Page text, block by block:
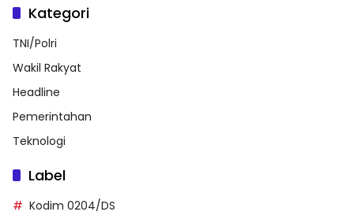
Kategori
TNI/Polri
Wakil Rakyat
Headline
Pemerintahan
Teknologi
Label
Kodim 0204/DS